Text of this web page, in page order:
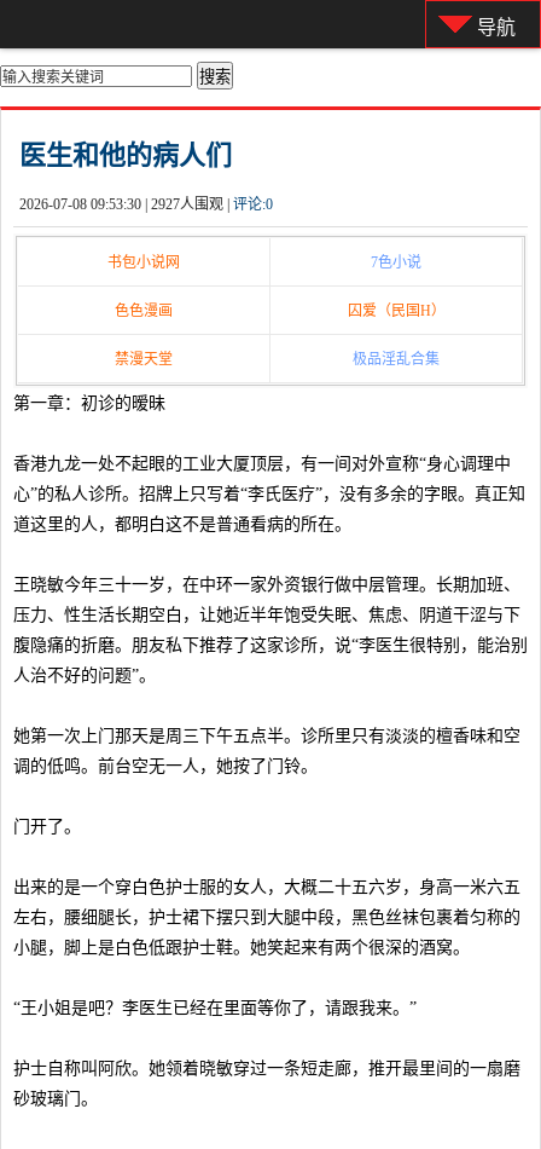
导航
你的位置： 首页>都市激情
医生和他的病人们
2026-07-08 09:53:30 | 2927人围观 | 评论:0
书包小说网 7色小说
色色漫画 囚爱（民国H）
禁漫天堂 极品淫乱合集
第一章：初诊的暧昧
香港九龙一处不起眼的工业大厦顶层，有一间对外宣称“身心调理中
心”的私人诊所。招牌上只写着“李氏医疗”，没有多余的字眼。真正知
道这里的人，都明白这不是普通看病的所在。
王晓敏今年三十一岁，在中环一家外资银行做中层管理。长期加班、
压力、性生活长期空白，让她近半年饱受失眠、焦虑、阴道干涩与下
腹隐痛的折磨。朋友私下推荐了这家诊所，说“李医生很特别，能治别
人治不好的问题”。
她第一次上门那天是周三下午五点半。诊所里只有淡淡的檀香味和空
调的低鸣。前台空无一人，她按了门铃。
门开了。
出来的是一个穿白色护士服的女人，大概二十五六岁，身高一米六五
左右，腰细腿长，护士裙下摆只到大腿中段，黑色丝袜包裹着匀称的
小腿，脚上是白色低跟护士鞋。她笑起来有两个很深的酒窝。
“王小姐是吧？李医生已经在里面等你了，请跟我来。”
护士自称叫阿欣。她领着晓敏穿过一条短走廊，推开最里间的一扇磨
砂玻璃门。